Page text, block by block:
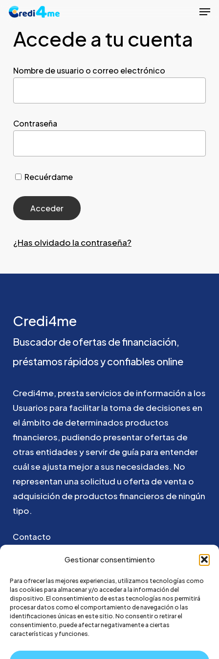
Gestionar consentimiento
Para ofrecer las mejores experiencias, utilizamos tecnologías como
las cookies para almacenar y/o acceder a la información del
dispositivo. El consentimiento de estas tecnologías nos permitirá
procesar datos como el comportamiento de navegación o las
identificaciones únicas en este sitio. No consentir o retirar el
consentimiento, puede afectar negativamente a ciertas
características y funciones.
Skip
mainAccede a tu cuenta
Nombre de usuario o correo electrónico
Contraseña
Recuérdame
¿Has olvidado la contraseña?
Credi4me
Buscadordeofertas definanciación,
préstamos rápidosyconfiables online
Credi4me, prestaservicios de información a los
Usuarios para facilitarla toma de decisiones en
el ámbito de determinados productos
financieros, pudiendo presentarofertas de
otras entidadesyservirde guía para entender
cuálse ajusta mejorasus necesidades. No
representan unasolicitud u oferta deventa o
adquisición de productosfinancieros de ningún
tipo.
Contacto
Puedes ponerte en contacto con nosotros
hola@credi4me.com